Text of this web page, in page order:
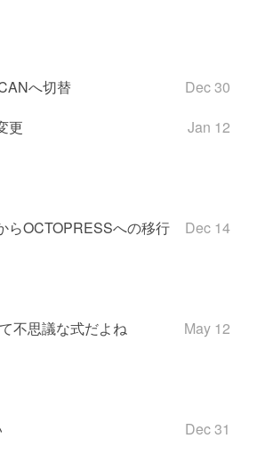
へ切替
Dec 30
更
Jan 12
らOCTOPRESSへの移行 Dec 14
不思議な式だよね May 12
Dec 31